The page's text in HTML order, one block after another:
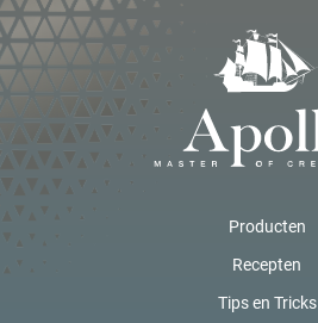
Producten
Recepten
Tips en Tricks